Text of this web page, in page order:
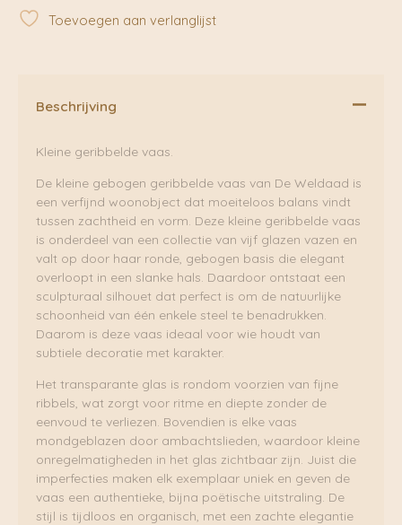
vaas
Toevoegen aan verlanglijst
Beschrijving
Kleine geribbelde vaas.
De kleine gebogen geribbelde vaas van De Weldaad is
een verfijnd woonobject dat moeiteloos balans vindt
tussen zachtheid en vorm. Deze kleine geribbelde vaas
is onderdeel van een collectie van vijf glazen vazen en
valt op door haar ronde, gebogen basis die elegant
overloopt in een slanke hals. Daardoor ontstaat een
sculpturaal silhouet dat perfect is om de natuurlijke
schoonheid van één enkele steel te benadrukken.
Daarom is deze vaas ideaal voor wie houdt van
subtiele decoratie met karakter.
Het transparante glas is rondom voorzien van fijne
ribbels, wat zorgt voor ritme en diepte zonder de
eenvoud te verliezen. Bovendien is elke vaas
mondgeblazen door ambachtslieden, waardoor kleine
onregelmatigheden in het glas zichtbaar zijn. Juist die
imperfecties maken elk exemplaar uniek en geven de
vaas een authentieke, bijna poëtische uitstraling. De
stijl is tijdloos en organisch, met een zachte elegantie